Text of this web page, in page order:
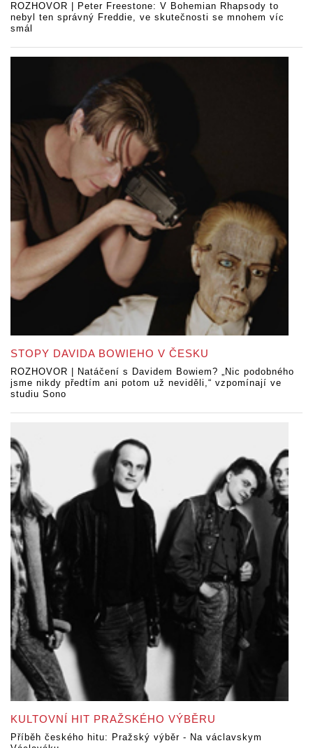
ROZHOVOR | Peter Freestone: V Bohemian Rhapsody to
nebyl ten správný Freddie, ve skutečnosti se mnohem víc
smál
STOPY DAVIDA BOWIEHO V ČESKU
ROZHOVOR | Natáčení s Davidem Bowiem? „Nic podobného
jsme nikdy předtím ani potom už neviděli,“ vzpomínají ve
studiu Sono
KULTOVNÍ HIT PRAŽSKÉHO VÝBĚRU
Příběh českého hitu: Pražský výběr - Na václavskym